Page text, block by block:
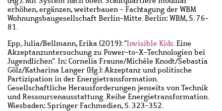
erhöhen, ergänzen, weiterbauen - Fachtagung der WBM
Wohnungsbaugesellschaft Berlin-Mitte. Berlin: WBM, S. 76-
81.
Epp, Julia/Bellmann, Erika (2019): "Invisible Kids. Eine
Akzeptanzuntersuchung zu Power-to-X-Technologien bei
Jugendlichen". In: Cornelia Fraune/Michèle Knodt/Sebastia
Gölz/Katharina Langer (Hg.): Akzeptanz und politische
Partizipation in der Energietransformation.
Gesellschaftliche Herausforderungen jenseits von Technik
und Ressourcenausstattung. Reihe Energietransformation.
Wiesbaden: Springer Fachmedien, S. 323-352.